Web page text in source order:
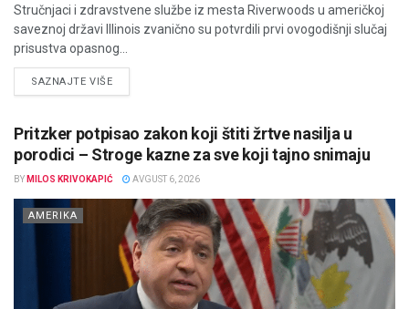
Stručnjaci i zdravstvene službe iz mesta Riverwoods u američkoj
saveznoj državi Illinois zvanično su potvrdili prvi ovogodišnji slučaj
prisustva opasnog...
SAZNAJTE VIŠEDETAILS
Pritzker potpisao zakon koji štiti žrtve nasilja u
porodici – Stroge kazne za sve koji tajno snimaju
BY MILOS KRIVOKAPIĆ AVGUST 6, 2026
AMERIKA